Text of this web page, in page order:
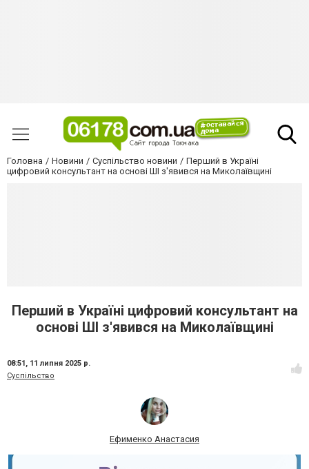
Головна Новини Суспільство новини
Перший в Україні
цифровий консультант на основі ШІ з'явився на Миколаївщині
Перший в Україні цифровий консультант на
основі ШІ з'явився на Миколаївщині
08:51, 11 липня 2025 р.
Суспільство
Ефименко Анастасия